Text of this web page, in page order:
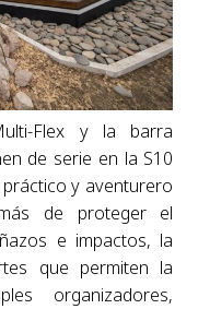
Flex y la barra
de serie en la S10
y aventurero
de proteger el
e impactos, la
que permiten la
organizadores,